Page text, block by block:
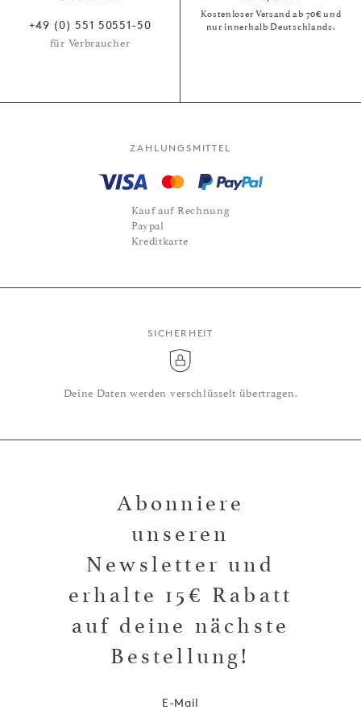
+49 (0) 551 50551-50
für Verbraucher
Kostenloser Versand ab 70€ und
nur innerhalb Deutschlands.
ZAHLUNGSMITTEL
Kauf auf Rechnung
Paypal
Kreditkarte
SICHERHEIT
Deine Daten werden verschlüsselt übertragen.
Abonniere
unseren
Newsletter und
erhalte 15€ Rabatt
auf deine nächste
Bestellung!
E-Mail